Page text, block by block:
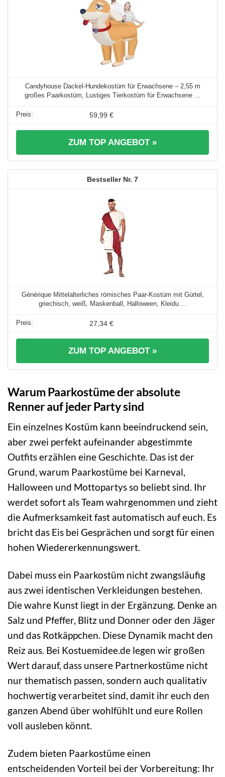
Candyhouse Dackel-Hundekostüm für Erwachsene – 2,55 m
großes Paarkostüm, Lustiges Tierkostüm für Erwachsene ...
59,99 €
ZUM TOP ANGEBOT »
7
Générique Mittelalterliches römisches Paar-Kostüm mit Gürtel,
griechisch, weiß, Maskenball, Halloween, Kleidu ...
27,34 €
ZUM TOP ANGEBOT »
Warum Paarkostüme der absolute
Renner auf jeder Party sind
Ein einzelnes Kostüm kann beeindruckend sein,
aber zwei perfekt aufeinander abgestimmte
Outfits erzählen eine Geschichte. Das ist der
Grund, warum Paarkostüme bei Karneval,
Halloween und Mottopartys so beliebt sind. Ihr
werdet sofort als Team wahrgenommen und zieht
die Aufmerksamkeit fast automatisch auf euch. Es
bricht das Eis bei Gesprächen und sorgt für einen
hohen Wiedererkennungswert.
Dabei muss ein Paarkostüm nicht zwangsläufig
aus zwei identischen Verkleidungen bestehen.
Die wahre Kunst liegt in der Ergänzung. Denke an
Salz und Pfeffer, Blitz und Donner oder den Jäger
und das Rotkäppchen. Diese Dynamik macht den
Reiz aus. Bei Kostuemidee.de legen wir großen
Wert darauf, dass unsere Partnerkostüme nicht
nur thematisch passen, sondern auch qualitativ
hochwertig verarbeitet sind, damit ihr euch den
ganzen Abend über wohlfühlt und eure Rollen
voll ausleben könnt.
Zudem bieten Paarkostüme einen
entscheidenden Vorteil bei der Vorbereitung: Ihr